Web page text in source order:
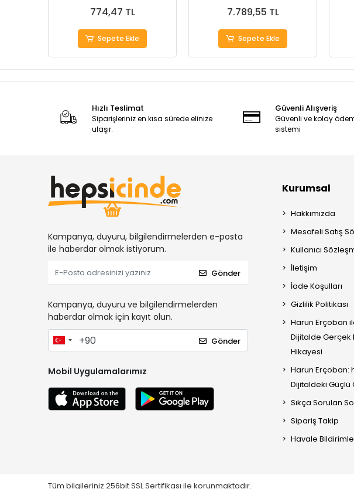
774,47 TL
Sepete Ekle
7.789,55 TL
Sepete Ekle
Hızlı Teslimat
Siparişleriniz en kısa sürede elinize
ulaşır.
Güvenli Alışveriş
Güvenli ve kolay
sistemi
Kampanya, duyuru, bilgilendirmelerden e-posta
ile haberdar olmak istiyorum.
Gönder
Kampanya, duyuru ve bilgilendirmelerden
haberdar olmak için kayıt olun.
Gönder
Mobil Uygulamalarımız
Kurumsal
Hakkımızda
Mesafeli Satış
Kullanıcı
İletişim
İade Koşulları
Gizlilik Politikası
Harun Erçoban
Dijitalde Gerçek
Hikayesi
Harun Erçoban:
Dijitaldeki Güçlü
Sıkça Sorulan
Sipariş Takip
Havale
Tüm bilgileriniz 256bit SSL Sertifikası ile korunmaktadır.